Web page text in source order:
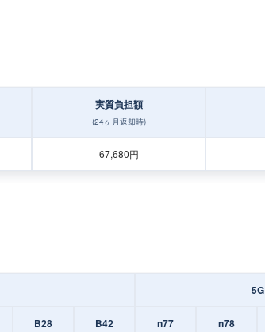
実質負担額
(24ヶ月返却時)
67,680円
5G
B28 B42 n77 n78